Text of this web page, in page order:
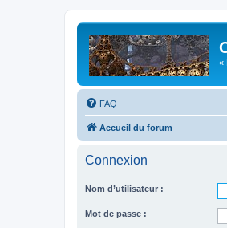
«
FAQ
Accueil du forum
Connexion
Nom d’utilisateur :
Mot de passe :